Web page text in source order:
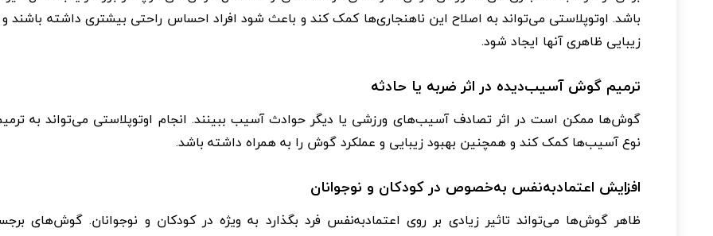
باشد. اوتوپلاستی می‌تواند به اصلاح این ناهنجاری‌ها کمک کند و باعث شود افراد احساس راحتی بیشتری داشته باشند و
زیبایی ظاهری آنها ایجاد شود.
ترمیم گوش آسیب‌دیده در اثر ضربه یا حادثه
گوش‌ها ممکن است در اثر تصادف آسیب‌های ورزشی یا دیگر حوادث آسیب ببینند. انجام اوتوپلاستی می‌تواند به
نوع آسیب‌ها کمک کند و همچنین بهبود زیبایی و عملکرد گوش را به همراه داشته باشد.
افزایش اعتمادبه‌نفس به‌خصوص در کودکان و نوجوانان
ظاهر گوش‌ها می‌تواند تاثیر زیادی بر روی اعتمادبه‌نفس فرد بگذارد به ویژه در کودکان و نوجوانان. گوش‌های